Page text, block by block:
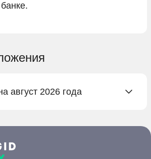
август 2026 года
на кредит в Алеф-Банке